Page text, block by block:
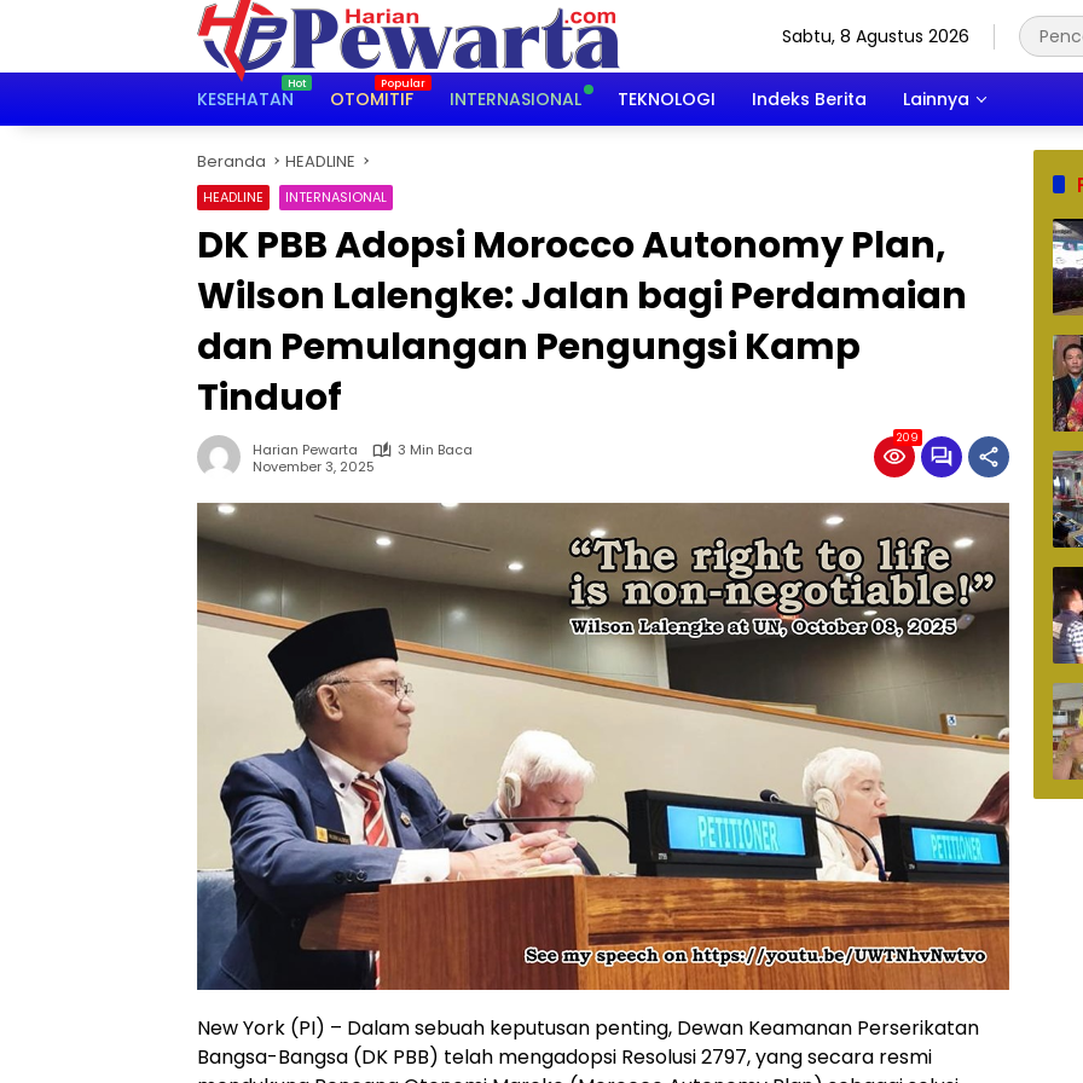
Sabtu, 8 Agustus 2026
KESEHATAN OTOMITIF INTERNASIONAL TEKNOLOGI Indeks Berita Lainnya
Beranda HEADLINE
HEADLINE INTERNASIONAL
DK PBB Adopsi Morocco Autonomy Plan,
Wilson Lalengke: Jalan bagi Perdamaian
dan Pemulangan Pengungsi Kamp
Tinduof
Harian Pewarta
3 Min Baca
November 3, 2025
209
New York (PI) – Dalam sebuah keputusan penting, Dewan Keamanan Perserikatan
Bangsa-Bangsa (DK PBB) telah mengadopsi Resolusi 2797, yang secara resmi